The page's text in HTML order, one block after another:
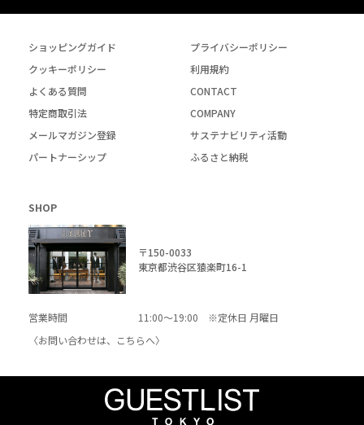
ショッピングガイド
プライバシーポリシー
クッキーポリシー
利用規約
よくある質問
CONTACT
特定商取引法
COMPANY
メールマガジン登録
サステナビリティ活動
パートナーシップ
ふるさと納税
SHOP
〒150-0033
東京都渋谷区猿楽町16-1
営業時間
11:00～19:00 ※定休日 月曜日
〈お問い合わせは、
こちらへ〉